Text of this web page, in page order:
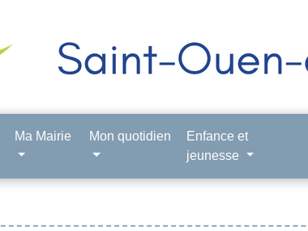
Ma Mairie Mon quotidien
Enfance et
jeunesse